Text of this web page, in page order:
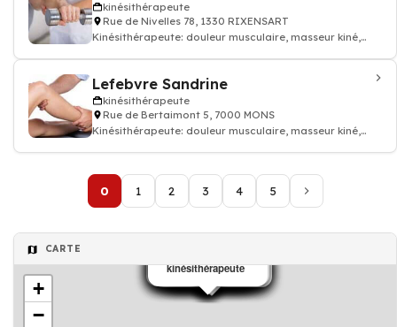
kinésithérapeute
Rue de Nivelles 78, 1330 RIXENSART
Kinésithérapeute: douleur musculaire, masseur kiné,
Lefebvre Sandrine
kinésithérapeute
Rue de Bertaimont 5, 7000 MONS
Kinésithérapeute: douleur musculaire, masseur kiné,
0 1 2 3 4 5
CARTE
Epicerie
Salon de coiffure
Traducteur
Infirmier
Diététicien
kinésithérapeute
Médecin
Salon de coiffure
Médecin
Médecin
kinésithérapeute
kinésithérapeute
kinésithérapeute
kinésithérapeute
Ostéopathe
Psychanalyste
Sage femme
kinésithérapeute
kinésithérapeute
+
−